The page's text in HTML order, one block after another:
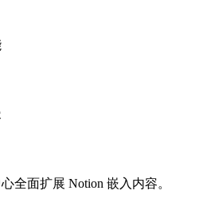
全面扩展 Notion 嵌入内容。